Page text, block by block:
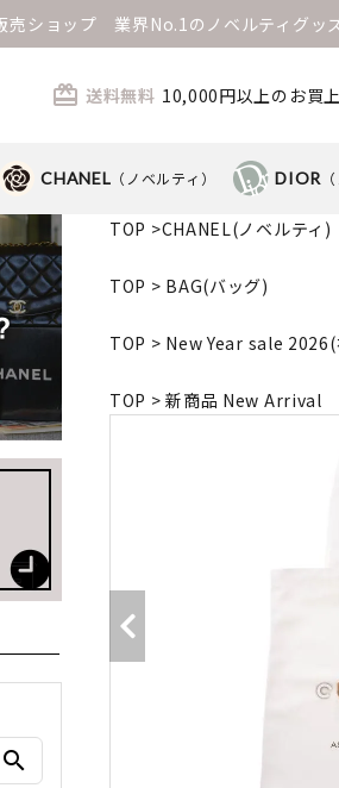
売ショップ 業界No.1のノベルティグッ
card_giftcard 送料無料 10,000円以上のお買
CHANEL （ノベルティ） DIOR
TOP >CHANEL(ノベルティ)
TOP > BAG(バッグ)
TOP > New Year sale
TOP > 新商品 New Arrival
search